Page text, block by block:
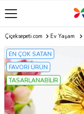
Çiçeksepeti.com Ev Yaşam
EN ÇOK SATAN
FAVORİ ÜRÜN
TASARLANABİLİR